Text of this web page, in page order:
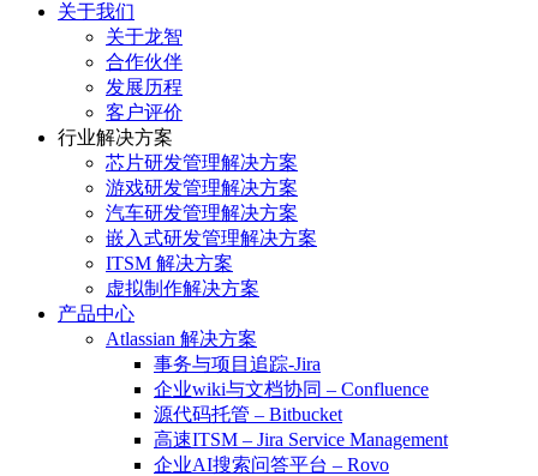
关于我们
关于龙智
合作伙伴
发展历程
客户评价
行业解决方案
芯片研发管理解决方案
游戏研发管理解决方案
汽车研发管理解决方案
嵌入式研发管理解决方案
ITSM 解决方案
虚拟制作解决方案
产品中心
Atlassian 解决方案
事务与项目追踪-Jira
企业wiki与文档协同 – Confluence
源代码托管 – Bitbucket
高速ITSM – Jira Service Management
企业AI搜索问答平台 – Rovo